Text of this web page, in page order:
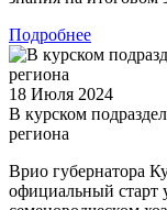
Подробнее
18 Июля 2024
В курском
региона
Врио губернатора
официальный старт